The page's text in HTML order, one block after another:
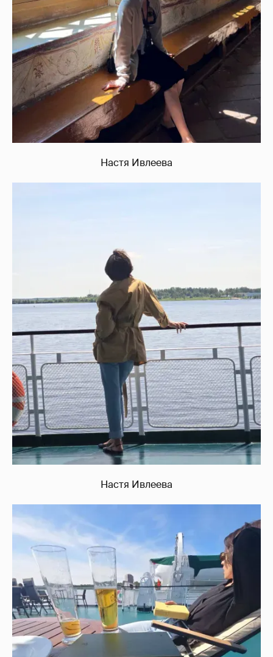
Настя Ивлеева
Настя Ивлеева